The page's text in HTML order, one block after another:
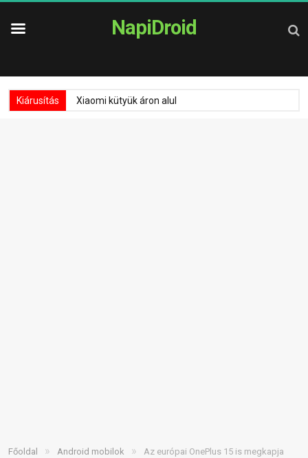
NapiDroid
Kiárusítás Xiaomi kütyük áron alul
Főoldal » Android mobilok »
Az európai OnePlus 15 is megkapja